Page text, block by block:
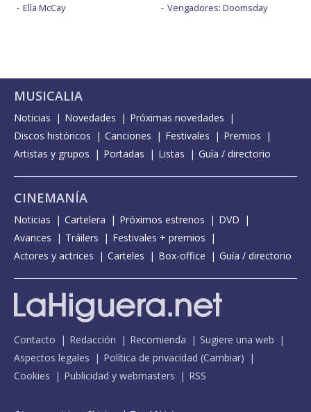
Ella McCay
Vengadores: Doomsday
MUSICALIA
Noticias Novedades
Próximas novedades
Discos históricos
Canciones Festivales
Premios
Artistas y grupos
Portadas Listas Guía / directorio
CINEMANÍA
Noticias Cartelera Próximos estrenos
DVD
Avances
Tráilers
Festivales + premios
Actores y actrices
Carteles Box-office Guía / directorio
Contacto Redacción Recomienda
Sugiere una web
Aspectos legales
Política de privacidad (Cambiar)
Cookies
Publicidad y webmasters RSS